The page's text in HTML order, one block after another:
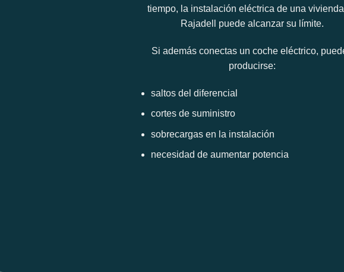
tiempo, la instalación eléctrica de una
Rajadell puede alcanzar su límite.
Si además conectas un coche eléctrico,
producirse:
saltos del diferencial
cortes de suministro
sobrecargas en la instalación
necesidad de aumentar potencia